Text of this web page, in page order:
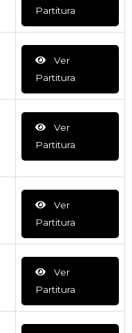
Partitura
Ver
Partitura
Ver
Partitura
Ver
Partitura
Ver
Partitura